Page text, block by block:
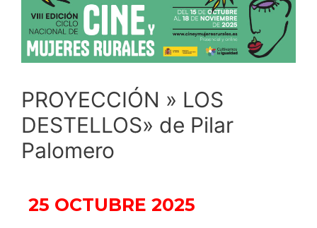
PROYECCIÓN » LOS
DESTELLOS» de Pilar
Palomero
25 OCTUBRE 2025